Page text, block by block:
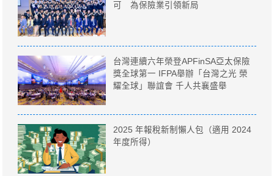
可 為保險業引領新局
台灣連續六年榮登APFinSA亞太保險
獎全球第一 IFPA舉辦「台灣之光 榮
耀全球」聯誼會 千人共襄盛舉
2025 年報稅新制懶人包（適用 2024
年度所得）